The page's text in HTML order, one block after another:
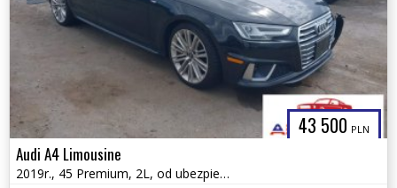
43 500 PLN
Audi A4 Limousine
2019r., 45 Premium, 2L, od ubezpieczalni